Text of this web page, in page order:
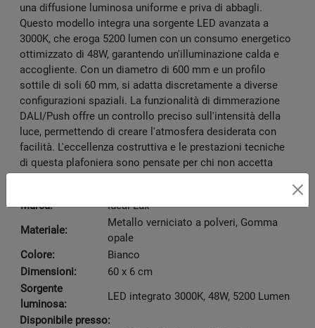
una diffusione luminosa uniforme e priva di abbagli.
Questo modello integra una sorgente LED avanzata a
3000K, che eroga 5200 lumen con un consumo energetico
ottimizzato di 48W, garantendo un'illuminazione calda e
accogliente. Con un diametro di 600 mm e un profilo
sottile di soli 60 mm, si adatta discretamente a diverse
configurazioni spaziali. La funzionalità di dimmerazione
DALI/Push offre un controllo preciso sull'intensità della
luce, permettendo di creare l'atmosfera desiderata con
facilità. L'eccellenza costruttiva e le prestazioni tecniche
di questa plafoniera sono pensate per chi non accetta
Marca:
Ideal Lux
Materiale:
Metallo verniciato a polveri, Gomma
opale
Colore:
Bianco
Dimensioni:
60 x 6 cm
Sorgente
luminosa:
LED integrato 3000K, 48W, 5200 Lumen
Disponibile presso: